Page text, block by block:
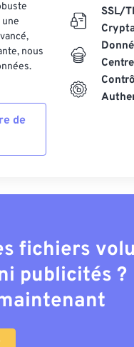
nous
de
SSL/
fichiers
publicités ?